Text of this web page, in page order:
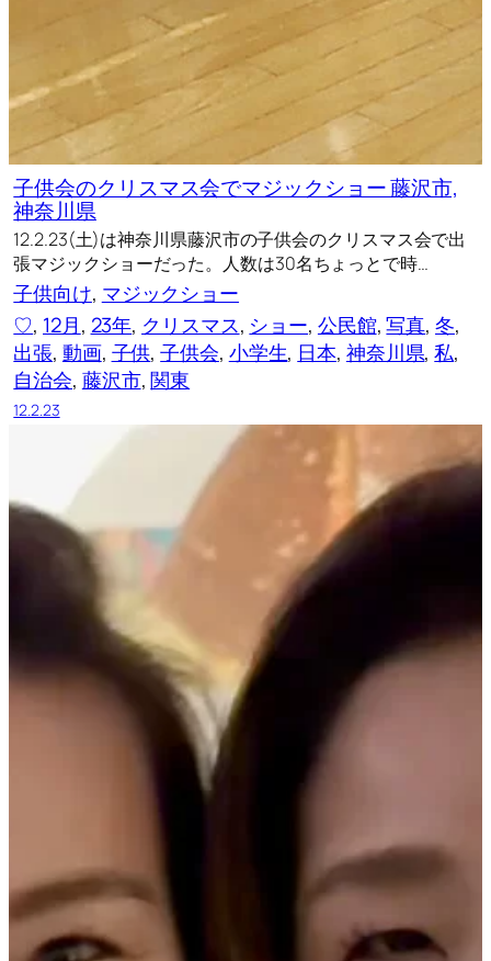
子供会のクリスマス会でマジックショー 藤沢市,
神奈川県
12.2.23(土)は神奈川県藤沢市の子供会のクリスマス会で出
張マジックショーだった。人数は30名ちょっとで時…
子供向け, マジックショー
♡, 12月, 23年, クリスマス, ショー, 公民館, 写真, 冬
出張, 動画, 子供, 子供会, 小学生, 日本, 神奈川県, 私
自治会, 藤沢市, 関東
12.2.23